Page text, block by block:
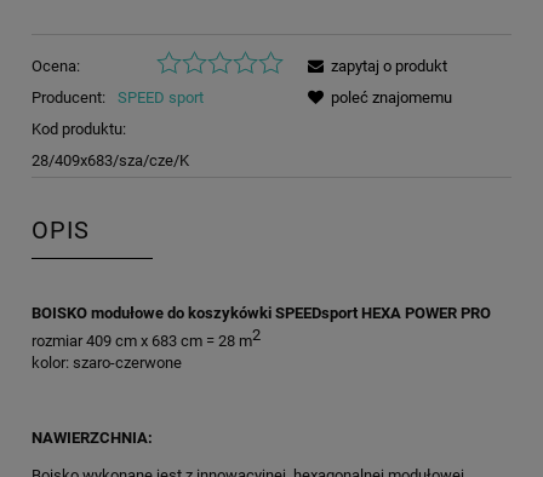
Ocena:
Producent:
SPEED sport
Kod produktu:
28/409x683/sza/cze/K
zapytaj o produkt
poleć znajomemu
OPIS
BOISKO modułowe do koszykówki SPEEDsport HEXA POWER PRO
rozmiar 409 cm x 683 cm = 28 m2
kolor: szaro-czerwone
NAWIERZCHNIA: